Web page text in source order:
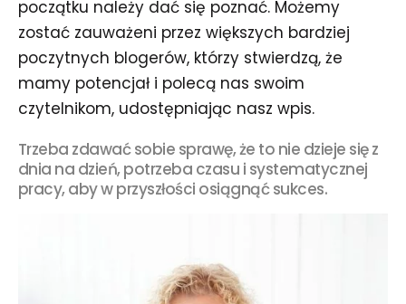
początku należy dać się poznać. Możemy
zostać zauważeni przez większych bardziej
poczytnych blogerów, którzy stwierdzą, że
mamy potencjał i polecą nas swoim
czytelnikom, udostępniając nasz wpis.
Trzeba zdawać sobie sprawę, że to nie dzieje się z
dnia na dzień, potrzeba czasu i systematycznej
pracy, aby w przyszłości osiągnąć sukces.